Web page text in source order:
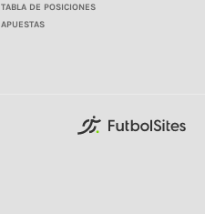
TABLA DE POSICIONES
APUESTAS